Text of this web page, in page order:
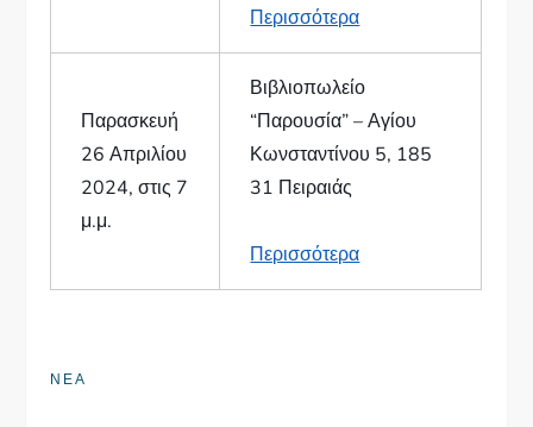
Περισσότερα
Παρασκευή
26 Απριλίου
2024, στις 7
μ.μ.
Βιβλιοπωλείο
“Παρουσία” – Αγίου
Κωνσταντίνου 5, 185
31 Πειραιάς
Περισσότερα
ΝΕΑ